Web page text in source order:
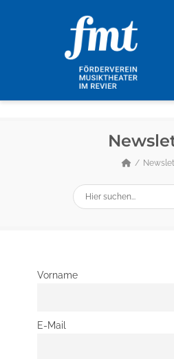
Vorname
E-Mail